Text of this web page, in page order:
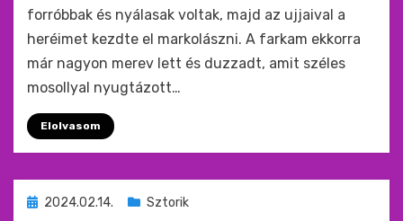
forróbbak és nyálasak voltak, majd az ujjaival a
heréimet kezdte el markolászni. A farkam ekkorra
már nagyon merev lett és duzzadt, amit széles
mosollyal nyugtázott…
Elolvasom
Beküldve
2024.02.14. Sztorik